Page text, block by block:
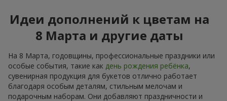
Идеи дополнений к цветам на
8 Марта и другие даты
На 8 Марта, годовщины, профессиональные праздники или
особые события, такие как день рождения ребёнка,
сувенирная продукция для букетов отлично работает
благодаря особым деталям, стильным мелочам и
подарочным наборам. Они добавляют праздничности и